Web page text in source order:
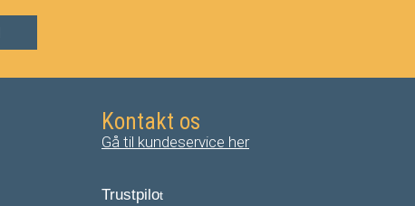
Kontakt os
Gå til kundeservice her
Trustpilot